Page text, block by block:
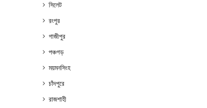
সিলেট
রংপুর
গাজীপুর
পঞ্চগড়
ময়মনসিংহ
চাঁদপুরে
রাজশাহী